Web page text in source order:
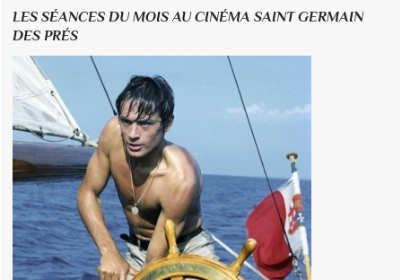
LES SÉANCES DU MOIS AU CINÉMA SAINT GERMAIN
DES PRÉS